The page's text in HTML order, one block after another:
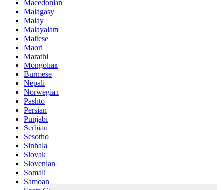
Macedonian
Malagasy
Malay
Malayalam
Maltese
Maori
Marathi
Mongolian
Burmese
Nepali
Norwegian
Pashto
Persian
Punjabi
Serbian
Sesotho
Sinhala
Slovak
Slovenian
Somali
Samoan